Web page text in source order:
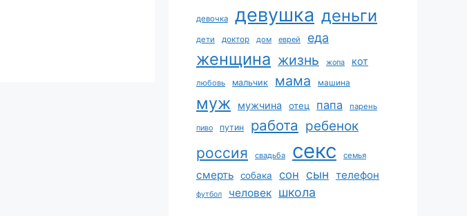
девочка девушка деньги
дети доктор дом еврей еда
женщина жизнь жопа кот
любовь мальчик мама машина
муж мужчина отец папа парень
пиво путин работа ребенок
россия свадьба секс семья
смерть собака сон сын телефон
футбол человек школа